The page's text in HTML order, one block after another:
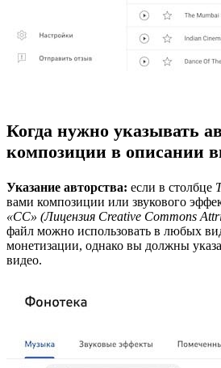
Когда нужно указывать
композиции в описании
Указание авторства: если в столбце
вами композиции или звукового
«CC» (Лицензия Creative Commons
файл можно использовать в любых
монетизации, однако вы должны
видео.